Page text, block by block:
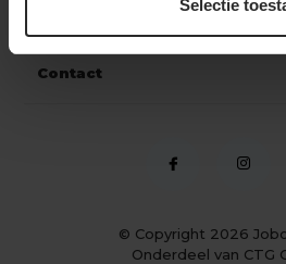
Selectie
Contact
© Copyright 2026
Onderdeel van CTG